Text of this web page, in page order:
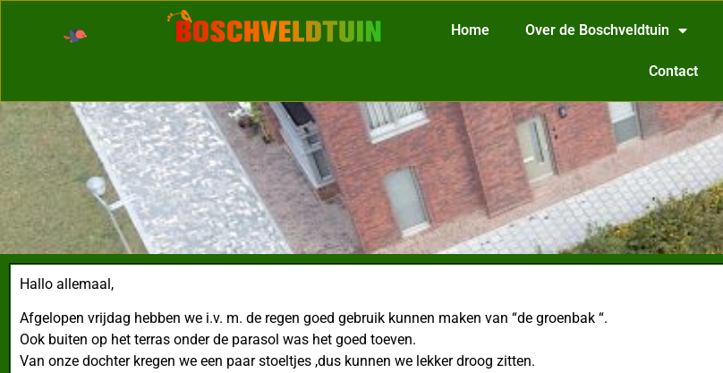
Home Over de Boschveldtuin
Contact
Hallo allemaal,
Afgelopen vrijdag hebben we i.v. m. de regen goed gebruik kunnen maken van “de groenbak “.
Ook buiten op het terras onder de parasol was het goed toeven.
Van onze dochter kregen we een paar stoeltjes ,dus kunnen we lekker droog zitten.